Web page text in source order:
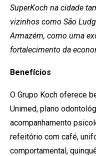
SuperKoch na cidade
vizinhos como São
Armazém, como uma
fortalecimento da
Benefícios
O Grupo Koch oferece
Unimed, plano
acompanhamento
refeitório com café,
comportamental,